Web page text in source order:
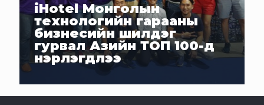
iHotel Монголын
технологийн гарааны
бизнесийн шилдэг
гурвал Азийн ТОП 100-д
нэрлэгдлээ